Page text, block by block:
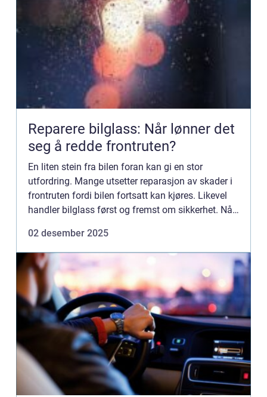
Reparere bilglass: Når lønner det
seg å redde frontruten?
En liten stein fra bilen foran kan gi en stor
utfordring. Mange utsetter reparasjon av skader i
frontruten fordi bilen fortsatt kan kjøres. Likevel
handler bilglass først og fremst om sikkerhet. Når
02 desember 2025